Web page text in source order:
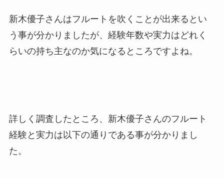
新木優子さんはフルートを吹くことが出来るとい
う事が分かりましたが、経験年数や実力はどれく
らいの持ち主なのか気になるところですよね。
詳しく調査したところ、新木優子さんのフルート
経験と実力は以下の通りである事が分かりまし
た。